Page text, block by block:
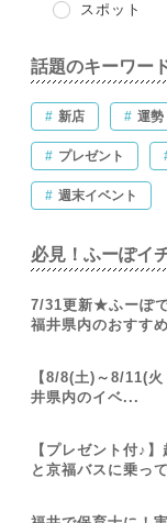
スポット
話題のキーワー
# 新店 # 運勢
# プレゼント
# 週末イベント
必見！ふーぽイ
7/31更新★ふーぽで
福井県内のおすす
【8/8(土)～8/11(
井県内のイベ...
【プレゼント付♪
と京福バスに乗っ